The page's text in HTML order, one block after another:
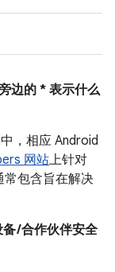
边的 * 表示什么
，相应 Android
网站上针对
常包含旨在解决
/合作伙伴安全